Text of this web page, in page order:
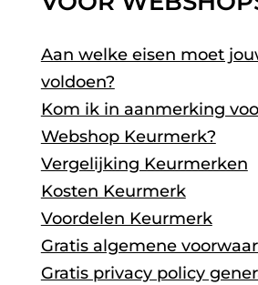
Aan welke eisen moet
voldoen?
Kom ik in aanmerking
Webshop Keurmerk?
Vergelijking Keurmerken
Kosten Keurmerk
Voordelen Keurmerk
Gratis algemene
Gratis privacy policy